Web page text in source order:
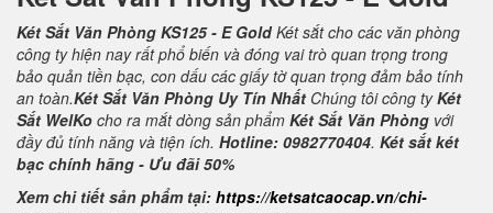
Két Sắt Văn Phòng KS125 - E GoldKét sắt cho các văn phòng
công ty hiện nay rất phổ biến và đóng vai trò quan trọng trong
bảo quản tiền bạc, con dấu các giấy tờ quan trọng đảm bảo tính
an toàn.Két Sắt Văn Phòng Uy Tín Nhất Chúng tôi công tyKét
Sắt WelKo cho ra mắt dòng sản phẩm Két Sắt Văn Phòng với
đầy đủ tính năng và tiện ích. Hotline: 0982770404. Két sắt két
bạc chính hãng - Ưu đãi 50%
Xem chi tiết sản phẩm tại: https://ketsatcaocap.vn/chi-